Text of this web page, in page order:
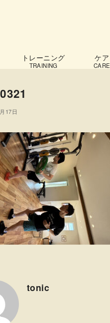
トレーニング
TRAINING
ケア
CARE
17日
tonic